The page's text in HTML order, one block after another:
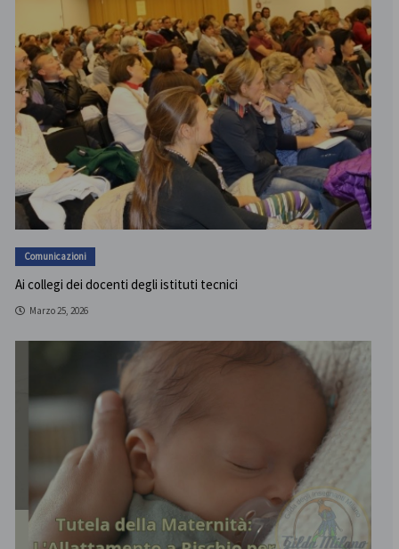
Comunicazioni
Ai collegi dei docenti degli istituti tecnici
Marzo 25, 2026